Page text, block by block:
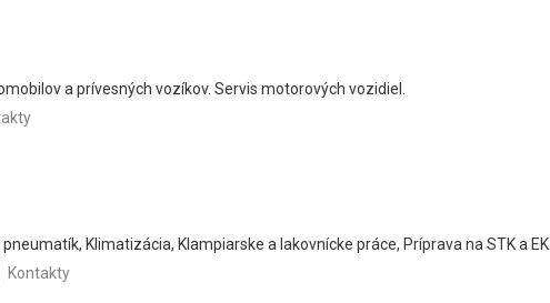
a prívesných vozíkov. Servis motorových vozidiel.
Klimatizácia, Klampiarske a lakovnícke práce, Príprava na STK a EK.
Kontakty